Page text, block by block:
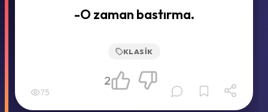
-O zaman bastırma.
KLASIK
75
2